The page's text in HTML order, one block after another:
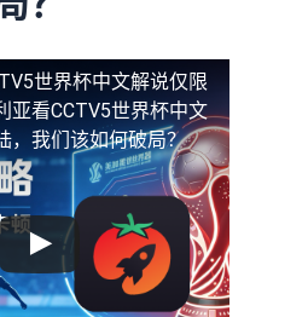
世界杯中文解说仅限
亚看CCTV5世界杯中文
，我们该如何破局？